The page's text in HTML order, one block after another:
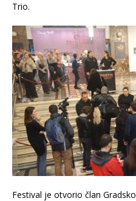
Trio.
Festival je otvorio član